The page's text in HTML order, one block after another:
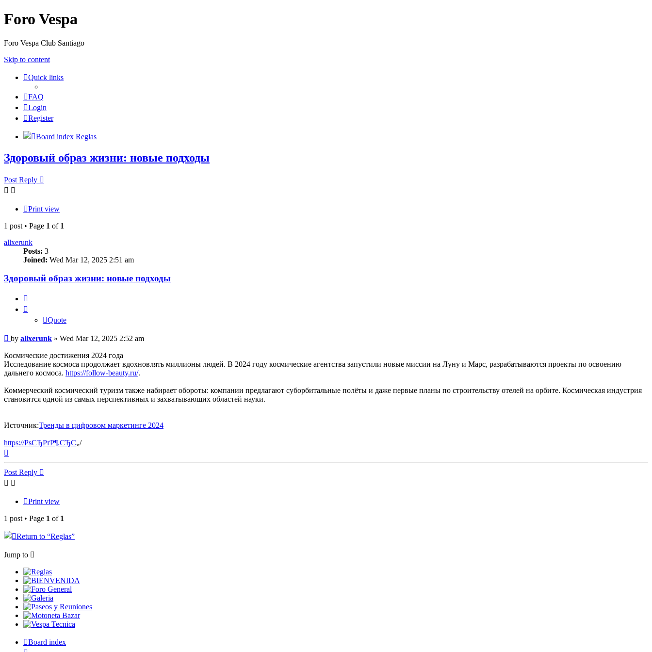
Foro Vespa
Foro Vespa Club Santiago
Skip to content
Quick links
FAQ
Login
Register
Board index Reglas
Здоровый образ жизни: новые подходы
Post Reply
Print view
1 post • Page 1 of 1
allxerunk
Posts: 3
Joined: Wed Mar 12, 2025 2:51 am
Здоровый образ жизни: новые подходы
Quote
Post
by allxerunk » Wed Mar 12, 2025 2:52 am
Космические достижения 2024 года
Исследование космоса продолжает вдохновлять миллионы людей. В 2024 году космические агентства запустили новые миссии на Луну и Марс, разрабатываются проекты по освоению
дальнего космоса. https://follow-beauty.ru/.
Коммерческий космический туризм также набирает обороты: компании предлагают суборбитальные полёты и даже первые планы по строительству отелей на орбите. Космическая индустрия
становится одной из самых перспективных и захватывающих областей науки.
Источник:Тренды в цифровом маркетинге 2024
https://РѕСЂРґР¶.СЂС„/
Post Reply
Print view
1 post • Page 1 of 1
Return to “Reglas”
Jump to
Reglas
BIENVENIDA
Foro General
Galeria
Paseos y Reuniones
Motoneta Bazar
Vespa Tecnica
Board index